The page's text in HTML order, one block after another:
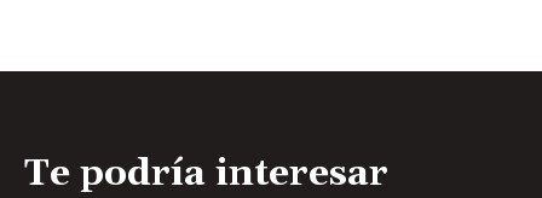
Te podría interesar